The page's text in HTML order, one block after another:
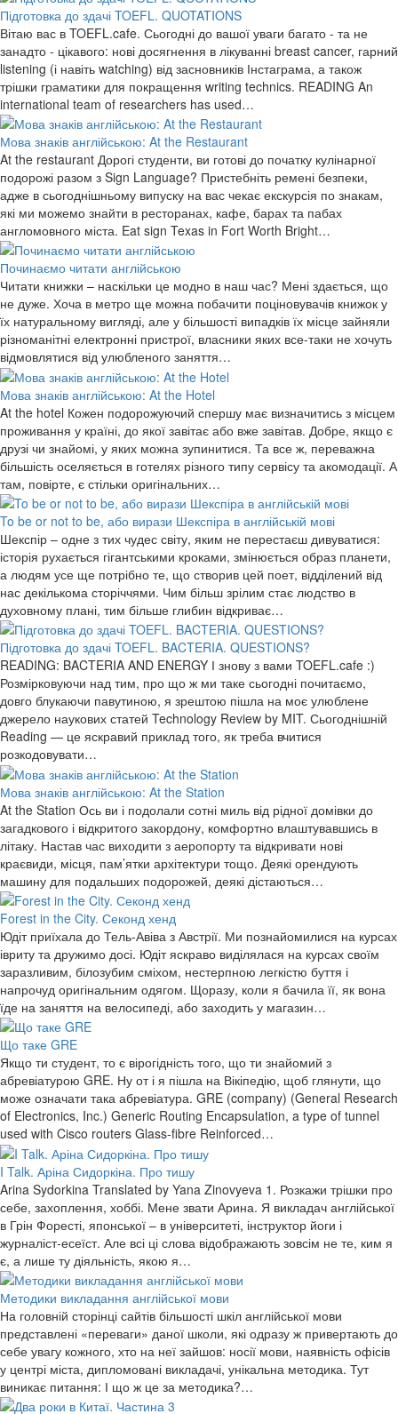
Підготовка до здачі TOEFL. QUOTATIONS
Вітаю вас в TOEFL.cafe. Сьогодні до вашої уваги багато - та не
занадто - цікавого: нові досягнення в лікуванні breast cancer, гарний
listening (і навіть watching) від засновників Інстаграма, а також
трішки граматики для покращення writing technics. READING An
international team of researchers has used…
Мова знаків англійською: At the Restaurant
At the restaurant Дорогі студенти, ви готові до початку кулінарної
подорожі разом з Sign Language? Пристебніть ремені безпеки,
адже в сьогоднішньому випуску на вас чекає екскурсія по знакам,
які ми можемо знайти в ресторанах, кафе, барах та пабах
англомовного міста. Eat sign Texas in Fort Worth Bright…
Починаємо читати англійською
Читати книжки – наскільки це модно в наш час? Мені здається, що
не дуже. Хоча в метро ще можна побачити поціновувачів книжок у
їх натуральному вигляді, але у більшості випадків їх місце зайняли
різноманітні електронні пристрої, власники яких все-таки не хочуть
відмовлятися від улюбленого заняття…
Мова знаків англійською: At the Hotel
At the hotel Кожен подорожуючий спершу має визначитись з місцем
проживання у країні, до якої завітає або вже завітав. Добре, якщо є
друзі чи знайомі, у яких можна зупинитися. Та все ж, переважна
більшість оселяється в готелях різного типу сервісу та акомодації. А
там, повірте, є стільки оригінальних…
To be or not to be, або вирази Шекспіра в англійській мові
Шекспір – одне з тих чудес світу, яким не перестаєш дивуватися:
історія рухається гігантськими кроками, змінюється образ планети,
а людям усе ще потрібно те, що створив цей поет, відділений від
нас декількома сторіччями. Чим більш зрілим стає людство в
духовному плані, тим більше глибин відкриває…
Підготовка до здачі TOEFL. BACTERIA. QUESTIONS?
READING: BACTERIA AND ENERGY І знову з вами TOEFL.cafe :)
Розмірковуючи над тим, про що ж ми таке сьогодні почитаємо,
довго блукаючи павутиною, я зрештою пішла на моє улюблене
джерело наукових статей Technology Review by MIT. Сьогоднішній
Reading — це яскравий приклад того, як треба вчитися
розкодовувати…
Мова знаків англійською: At the Station
At the Station Ось ви і подолали сотні миль від рідної домівки до
загадкового і відкритого закордону, комфортно влаштувавшись в
літаку. Настав час виходити з аеропорту та відкривати нові
краєвиди, місця, пам’ятки архітектури тощо. Деякі орендують
машину для подальших подорожей, деякі дістаються…
Forest in the City. Секонд хенд
Юдіт приїхала до Тель-Авіва з Австрії. Ми познайомилися на курсах
івриту та дружимо досі. Юдіт яскраво виділялася на курсах своїм
заразливим, білозубим сміхом, нестерпною легкістю буття і
напрочуд оригінальним одягом. Щоразу, коли я бачила її, як вона
їде на заняття на велосипеді, або заходить у магазин…
Що таке GRE
Якщо ти студент, то є вірогідність того, що ти знайомий з
абревіатурою GRE. Ну от і я пішла на Вікіпедію, щоб глянути, що
може означати така абревіатура. GRE (company) (General Research
of Electronics, Inc.) Generic Routing Encapsulation, a type of tunnel
used with Cisco routers Glass-fibre Reinforced…
I Talk. Аріна Сидоркіна. Про тишу
Arina Sydorkina Translated by Yana Zinovyeva 1. Розкажи трішки про
себе, захоплення, хоббі. Мене звати Арина. Я викладач англійської
в Грін Форесті, японської – в університеті, інструктор йоги і
журналіст-есеїст. Але всі ці слова відображають зовсім не те, ким я
є, а лише ту діяльність, якою я…
Методики викладання англійської мови
На головній сторінці сайтів більшості шкіл англійської мови
представлені «переваги» даної школи, які одразу ж привертають до
себе увагу кожного, хто на неї зайшов: носії мови, наявність офісів
у центрі міста, дипломовані викладачі, унікальна методика. Тут
виникає питання: І що ж це за методика?…